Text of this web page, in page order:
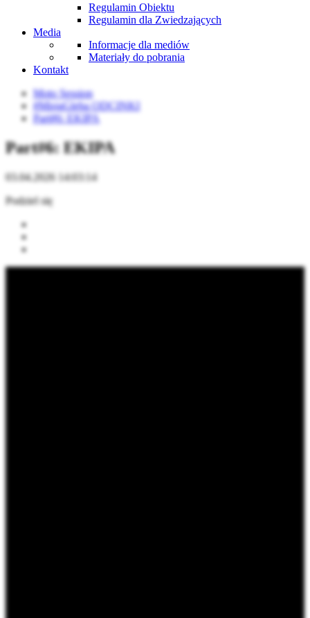
Regulamin Obiektu
Regulamin dla Zwiedzających
Media
Informacje dla mediów
Materiały do pobrania
Kontakt
Moto Session
#MisjaGleba ODCINKI
Part#6: EKIPA
Part#6: EKIPA
03.04.2026 14:03:14
Podziel się